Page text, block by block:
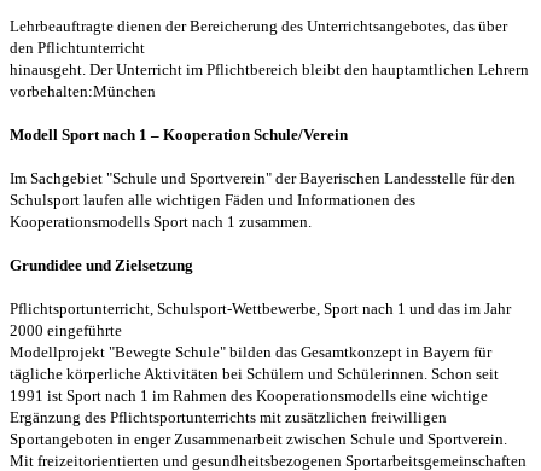
Lehrbeauftragte dienen der Bereicherung des Unterrichtsangebotes, das über
den Pflichtunterricht
hinausgeht. Der Unterricht im Pflichtbereich bleibt den hauptamtlichen Lehrern
vorbehalten:München
Modell Sport nach 1 – Kooperation Schule/Verein
Im Sachgebiet "Schule und Sportverein" der Bayerischen Landesstelle für den
Schulsport laufen alle wichtigen Fäden und Informationen des
Kooperationsmodells Sport nach 1 zusammen.
Grundidee und Zielsetzung
Pflichtsportunterricht, Schulsport-Wettbewerbe, Sport nach 1 und das im Jahr
2000 eingeführte
Modellprojekt "Bewegte Schule" bilden das Gesamtkonzept in Bayern für
tägliche körperliche Aktivitäten bei Schülern und Schülerinnen. Schon seit
1991 ist Sport nach 1 im Rahmen des Kooperationsmodells eine wichtige
Ergänzung des Pflichtsportunterrichts mit zusätzlichen freiwilligen
Sportangeboten in enger Zusammenarbeit zwischen Schule und Sportverein.
Mit freizeitorientierten und gesundheitsbezogenen Sportarbeitsgemeinschaften